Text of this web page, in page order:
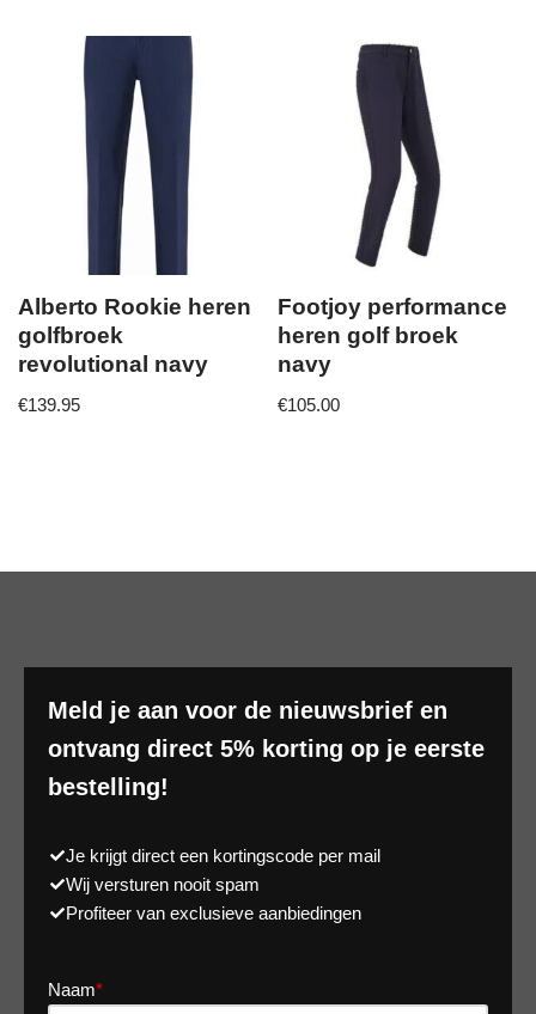
Alberto Rookie heren
golfbroek
revolutional navy
€139.95
Footjoy performance
heren golf broek
navy
€105.00
Meld je aan voor de nieuwsbrief en
ontvang direct 5% korting op je eerste
bestelling!
Je krijgt direct een kortingscode per mail
Wij versturen nooit spam
Profiteer van exclusieve aanbiedingen
Naam*